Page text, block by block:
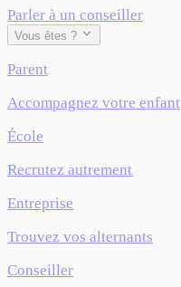
Parler à un conseiller
Vous êtes ?
Parent
Accompagnez votre enfant
École
Recrutez autrement
Entreprise
Trouvez vos alternants
Conseiller